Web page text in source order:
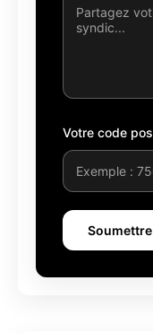
Votre code